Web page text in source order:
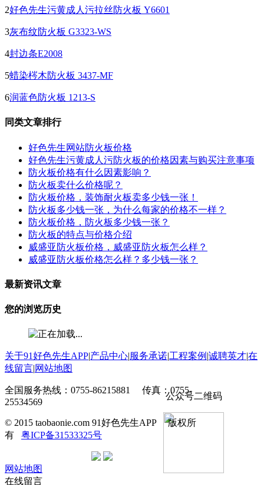
2好色先生污黄成人污拉丝防火板 Y6601
3灰布纹防火板 G3323-WS
4封边条E2008
5蜡染梣木防火板 3437-MF
6润蓝色防火板 1213-S
同类文章排行
好色先生网站防火板价格
好色先生污黄成人污防火板的价格因素与购买注意事项
防火板价格有什么因素影响？
防火板卖什么价格呢？
防火板价格，装饰耐火板卖多少钱一张！
防火板多少钱一张，为什么每家的价格不一样？
防火板价格，防火板多少钱一张？
防火板的特点与价格介绍
威盛亚防火板价格，威盛亚防火板怎么样？
威盛亚防火板价格怎么样？多少钱一张？
最新资讯文章
您的浏览历史
关于91好色先生APP 产品中心 服务承诺工程案例 诚聘英才在
线留言 网站地图
公众号二维码
全国服务热线：0755-86215881 传真：0755-
25534569
© 2015 taobaonie.com 91好色先生APP 版权所
有 粤ICP备31533325号
网站地图
在线留言